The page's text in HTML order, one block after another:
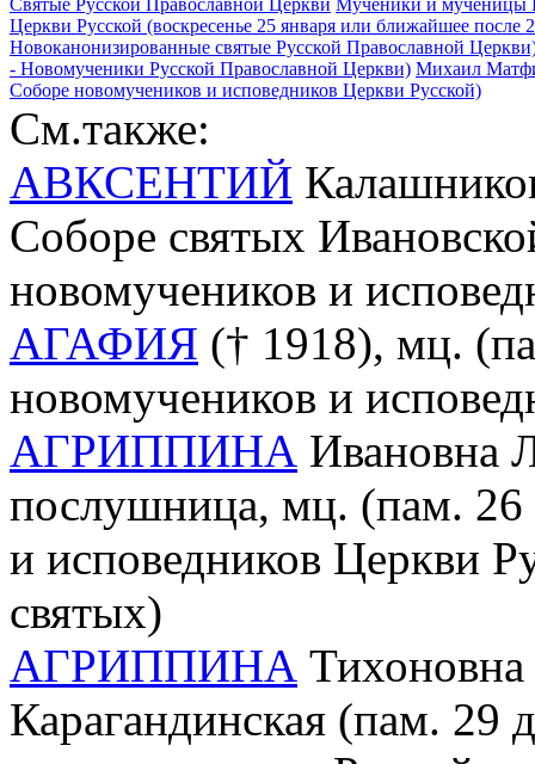
Церкви Русской (воскресенье 25 января или ближайшее после
Новоканонизированные святые Русской Православной
- Новомученики Русской Православной Церкви) Михаил
Соборе новомучеников и исповедников Церкви Русской)
См.также:
АВКСЕНТИЙ
Соборе святых
новомучеников и
АГАФИЯ († 1918), мц.
новомучеников и
АГРИППИНА Ивановна
послушница, мц. (пам. 26
и исповедников Церкви
святых)
АГРИППИНА
Карагандинская (пам. 29